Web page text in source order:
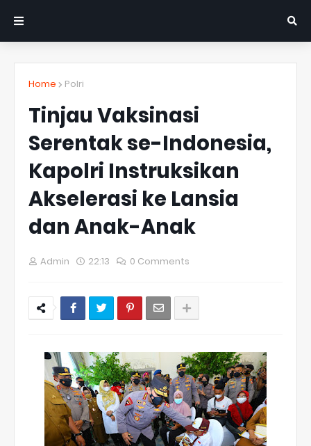
Home Polri
Tinjau Vaksinasi
Serentak se-Indonesia,
Kapolri Instruksikan
Akselerasi ke Lansia
dan Anak-Anak
Admin 22:13 0 Comments